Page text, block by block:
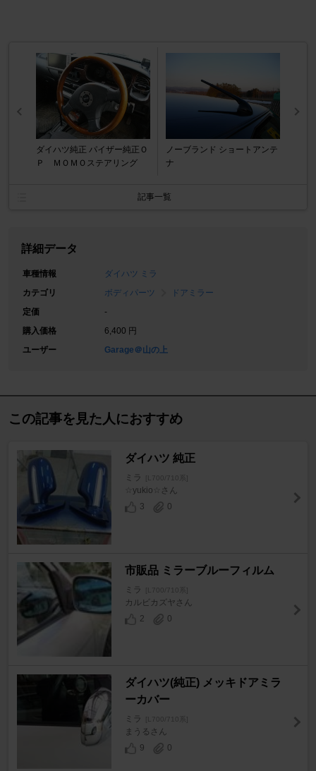
ダイハツ純正 パイザー純正Ｏ
Ｐ ＭＯＭＯステアリング
ノーブランド ショートアンテ
ナ
記事一覧
詳細データ
車種情報
ダイハツ ミラ
カテゴリ
ボディパーツ
ドアミラー
定価
-
購入価格
6,400 円
ユーザー
Garage＠山の上
この記事を見た人におすすめ
ダイハツ 純正
ミラ [L700/710系]
☆yukio☆さん
3
0
市販品 ミラーブルーフィルム
ミラ [L700/710系]
カルビカズヤさん
2
0
ダイハツ(純正) メッキドアミラ
ーカバー
ミラ [L700/710系]
まうるさん
9
0